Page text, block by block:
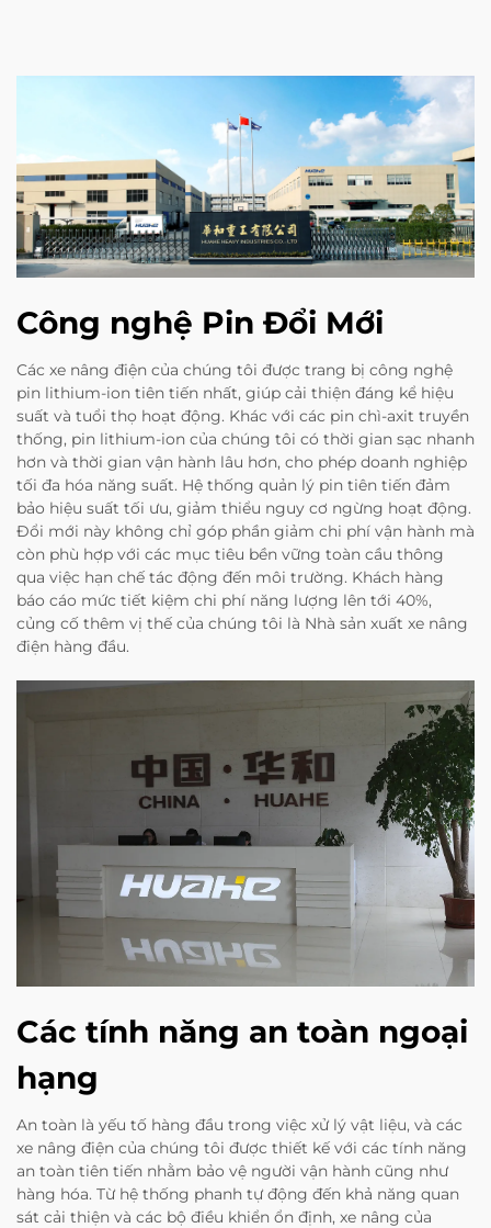
Công nghệ Pin Đổi Mới
Các xe nâng điện của chúng tôi được trang bị công nghệ
pin lithium-ion tiên tiến nhất, giúp cải thiện đáng kể hiệu
suất và tuổi thọ hoạt động. Khác với các pin chì-axit truyền
thống, pin lithium-ion của chúng tôi có thời gian sạc nhanh
hơn và thời gian vận hành lâu hơn, cho phép doanh nghiệp
tối đa hóa năng suất. Hệ thống quản lý pin tiên tiến đảm
bảo hiệu suất tối ưu, giảm thiểu nguy cơ ngừng hoạt động.
Đổi mới này không chỉ góp phần giảm chi phí vận hành mà
còn phù hợp với các mục tiêu bền vững toàn cầu thông
qua việc hạn chế tác động đến môi trường. Khách hàng
báo cáo mức tiết kiệm chi phí năng lượng lên tới 40%,
củng cố thêm vị thế của chúng tôi là Nhà sản xuất xe nâng
điện hàng đầu.
Các tính năng an toàn ngoại
hạng
An toàn là yếu tố hàng đầu trong việc xử lý vật liệu, và các
xe nâng điện của chúng tôi được thiết kế với các tính năng
an toàn tiên tiến nhằm bảo vệ người vận hành cũng như
hàng hóa. Từ hệ thống phanh tự động đến khả năng quan
sát cải thiện và các bộ điều khiển ổn định, xe nâng của